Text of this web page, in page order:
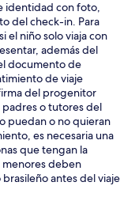
identidad con foto,
del check-in. Para
el niño solo viaja con
además del
documento de
de viaje
del progenitor
padres o tutores del
puedan o no quieran
es necesaria una
que tengan la
menores deben
antes del viaje